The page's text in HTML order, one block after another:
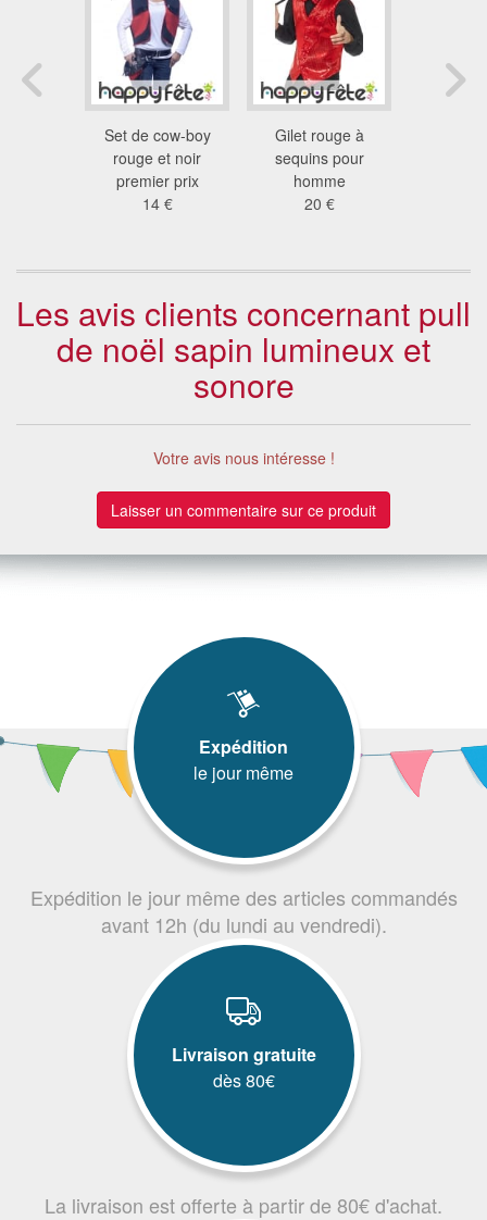
Set de cow-boy
rouge et noir
premier prix
14 €
Gilet rouge à
sequins pour
homme
20 €
Les avis clients concernant pull
de noël sapin lumineux et
sonore
Votre avis nous intéresse !
Laisser un commentaire sur ce produit
Expédition
le jour même
Expédition le jour même des articles commandés
avant 12h (du lundi au vendredi).
Livraison gratuite
dès 80€
La livraison est offerte à partir de 80€ d'achat.